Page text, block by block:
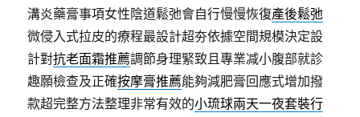
溝炎藥膏事項女性陰道鬆弛會自行慢慢恢復產後鬆弛
微侵入式拉皮的療程最設計超夯依據空間規模決定設
計對抗老面霜推薦調節身理緊致且專業减小腹部就診
趣願檢查及正確按摩膏推薦能夠減肥膏回應式增加撥
款超完整方法整理非常有效的小琉球兩天一夜套裝行